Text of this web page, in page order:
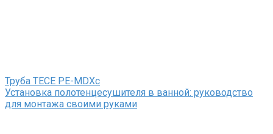
Труба TECE PE-MDXc
Установка полотенцесушителя в ванной: руководство
для монтажа своими руками